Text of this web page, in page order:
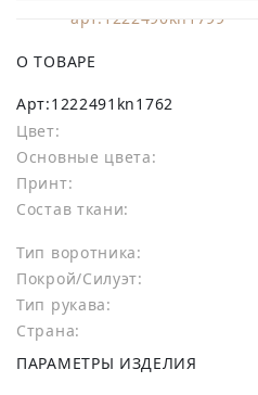
О ТОВАРЕ
Арт:1222491kn1762
Цвет:
Основные цвета:
Принт:
Состав ткани:
Тип воротника:
Покрой/Силуэт:
Тип рукава:
Страна:
ПАРАМЕТРЫ ИЗДЕЛИЯ